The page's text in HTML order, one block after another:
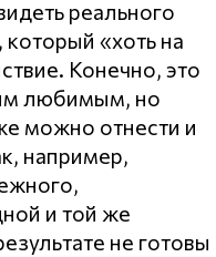
реального
«хоть на
Конечно, это
любимым, но
можно отнести и
например,
и той же
не готовы